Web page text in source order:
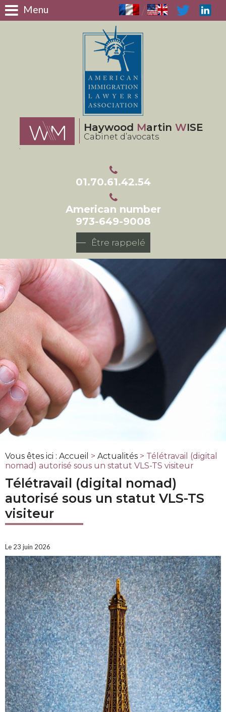
Menu
Haywood Martin WISE
Cabinet d’avocats
01.70.61.42.54
American number
973-649-9008
Être rappelé
/
Vous êtes ici : Accueil > Actualités > Télétravail (digital
nomad) autorisé sous un statut VLS-TS visiteur
Télétravail (digital nomad)
autorisé sous un statut VLS-TS
visiteur
Le 23 juin 2026
Panneau de gestion des cookies